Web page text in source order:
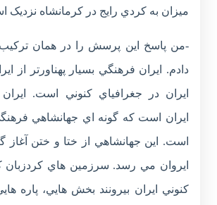
ميزان به کردي رايج در کرمانشاه نزديک
-من پاسخ اين پرسش را در همان ترکيب
دادم. ايران فرهنگي بسيار پهناورتر از
ايران در جغرافياي کنوني است.
ايران است که گونه اي جهانشاهي
است. اين جهانشاهي از ختا و ختن آغاز
ايروان مي رسد. سرزمين هاي کردزبان
کنوني ايران بيرونند بخش هايي، پاره